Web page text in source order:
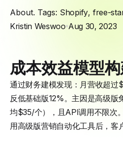
About. Tags: Shopify, free-
Kristin Weswoo Aug 30, 2023
成本效益模型
通过财务建模发现：月营收超过
反低基础版12%。主因是高级版
均$35/个），且API调用不限次
用高级版营销自动化工具后，客